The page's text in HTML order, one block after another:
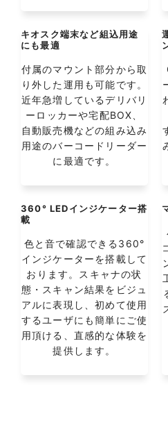
キオスク端末など組込用途
にも最適
付属のマウント部分から取
り外した運用も可能です。
近年急増しているデリバリ
ーロッカーや宅配BOX、
自動販売機などの組み込み
用途のバーコードリーダー
に最適です。
360° LEDインジケーター搭
載
色と音で確認できる360°
インジケーターを搭載して
おります。スキャナの状
態・スキャン結果をビジュ
アルに表現し、初めて使用
するユーザにも簡単にご使
用頂ける、直感的な体験を
提供します。